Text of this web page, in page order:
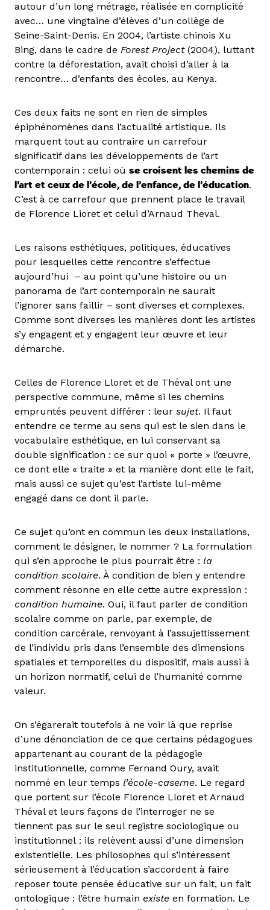
autour d’un long métrage, réalisée en complicité
avec… une vingtaine d’élèves d’un collège de
Seine-Saint-Denis. En 2004, l’artiste chinois Xu
Bing, dans le cadre de Forest Project(2004), luttant
contre la déforestation, avait choisi d’aller à la
rencontre… d’enfants des écoles, au Kenya.
Ces deux faits ne sont en rien de simples
épiphénomènes dans l’actualité artistique. Ils
marquent tout au contraire un carrefour
significatif dans les développements de l’art
contemporain : celui où se croisent les chemins de
l’art et ceux de l’école, de l’enfance, de l’éducation.
C’est à ce carrefour que prennent place le travail
de Florence Lioret et celui d’Arnaud Theval.
Les raisons esthétiques, politiques, éducatives
pour lesquelles cette rencontre s’effectue
aujourd’hui – au point qu’une histoire ou un
panorama de l’art contemporain ne saurait
l’ignorer sans faillir – sont diverses et complexes.
Comme sont diverses les manières dont les artistes
s’y engagent et y engagent leur œuvre et leur
démarche.
Celles de Florence Lloret et de Théval ont une
perspective commune, même si les chemins
empruntés peuvent différer : leur sujet. Il faut
entendre ce terme au sens qui est le sien dans le
vocabulaire esthétique, en lui conservant sa
double signification : ce sur quoi « porte » l’œuvre,
ce dont elle « traite » et la manière dont elle le fait,
mais aussi ce sujet qu’est l’artiste lui-même
engagé dans ce dont il parle.
Ce sujet qu’ont en commun les deux installations,
comment le désigner, le nommer ? La formulation
qui s’en approche le plus pourrait être : la
condition scolaire. À condition de bien y entendre
comment résonne en elle cette autre expression :
condition humaine. Oui, il faut parler de condition
scolaire comme on parle, par exemple, de
condition carcérale, renvoyant à l’assujettissement
de l’individu pris dans l’ensemble des dimensions
spatiales et temporelles du dispositif, mais aussi à
un horizon normatif, celui de l’humanité comme
valeur.
On s’égarerait toutefois à ne voir là que reprise
d’une dénonciation de ce que certains pédagogues
appartenant au courant de la pédagogie
institutionnelle, comme Fernand Oury, avait
nommé en leur temps l’école-caserne. Le regard
que portent sur l’école Florence Lloret et Arnaud
Théval et leurs façons de l’interroger ne se
tiennent pas sur le seul registre sociologique ou
institutionnel : ils relèvent aussi d’une dimension
existentielle. Les philosophes qui s’intéressent
sérieusement à l’éducation s’accordent à faire
reposer toute pensée éducative sur un fait, un fait
ontologique : l’être humain existe en formation. Le